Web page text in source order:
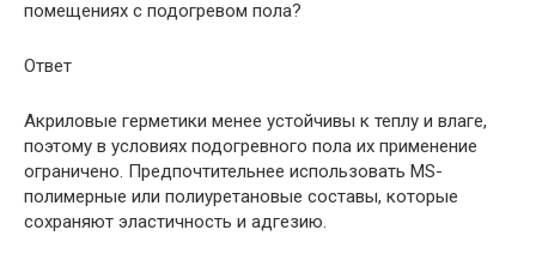
помещениях с подогревом пола?
Ответ
Акриловые герметики менее устойчивы к теплу и влаге,
поэтому в условиях подогревного пола их применение
ограничено. Предпочтительнее использовать MS-
полимерные или полиуретановые составы, которые
сохраняют эластичность и адгезию.